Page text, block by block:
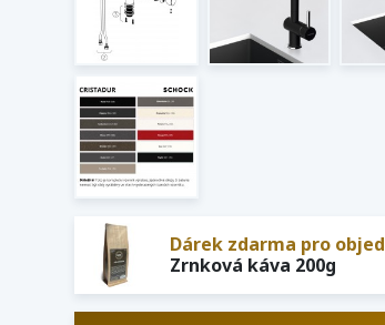
Dárek zdarma pro
Zrnková káva 200g